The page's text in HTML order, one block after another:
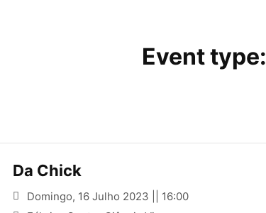
Event type:
Da Chick
Domingo, 16 Julho 2023 || 16:00